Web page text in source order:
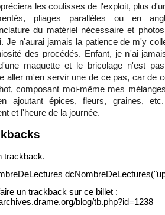
les coulisses de l'exploit, plus
pliages parallèles ou en
du matériel nécessaire et
Je n'aurai jamais la patience de m'y
des procédés. Enfant, je n'ai
maquette et le bricolage n'est
aller m'en servir une de ce pas, car de
composant moi-même mes
ajoutant épices, fleurs, graines,
et l'heure de la journée.
trackback.
un trackback sur ce billet :
blog/tb.php?id=1238